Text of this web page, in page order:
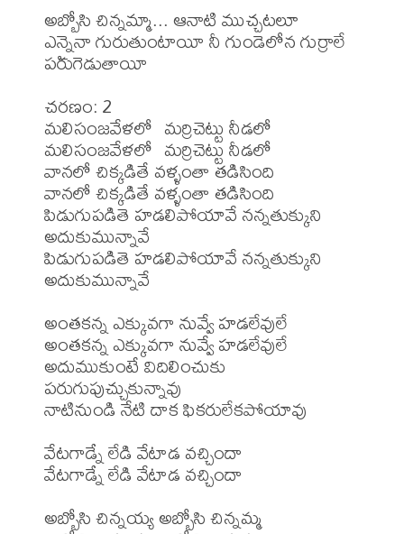
అబ్బోసి చిన్నమ్మా... ఆనాటి ముచ్చటలూ
ఎన్నైనా గురుతుంటాయీ నీ గుండెలోన గుర్రాలే
పరుగెడుతాయీ
చరణం: 2
మలిసంజవేళలో  మర్రిచెట్టు నీడలో
మలిసంజవేళలో  మర్రిచెట్టు నీడలో
వానలో చిక్కడితే వళ్ళంతా తడిసింది
వానలో చిక్కడితే వళ్ళంతా తడిసింది
పిడుగుపడితె హడలిపోయావే నన్నతుక్కుని
అదుకుమున్నావే
పిడుగుపడితె హడలిపోయావే నన్నతుక్కుని
అదుకుమున్నావే
అంతకన్న ఎక్కువగా నువ్వే హడలేవులే
అంతకన్న ఎక్కువగా నువ్వే హడలేవులే
అదుముకుంటే విదిలించుకు
పరుగుపుచ్చుకున్నావు
నాటినుండి నేటి దాక ఫికరులేకపోయావు
వేటగాడ్నే లేడి వేటాడ వచ్చిందా
వేటగాడ్నే లేడి వేటాడ వచ్చిందా
అబ్బోసి చిన్నయ్య అబ్బోసి చిన్నమ్మ